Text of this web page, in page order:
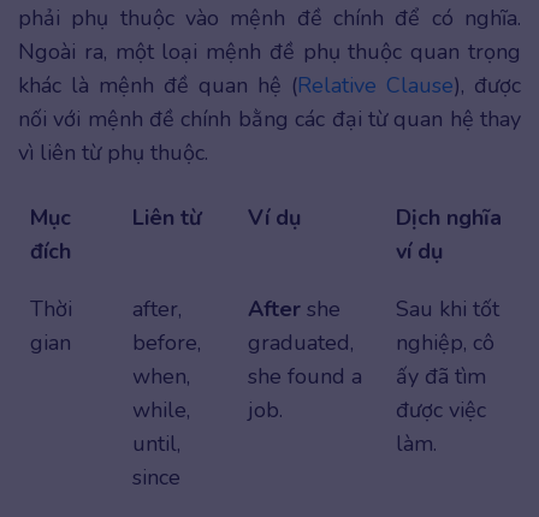
phải phụ thuộc vào mệnh đề chính để có nghĩa.
Ngoài ra, một loại mệnh đề phụ thuộc quan trọng
khác là mệnh đề quan hệ (Relative Clause), được
nối với mệnh đề chính bằng các đại từ quan hệ thay
vì liên từ phụ thuộc.
Mục
đích
Liên từ Ví dụ
Dịch nghĩa
ví dụ
Thời
gian
after,
before,
when,
while,
until,
since
After she
graduated,
she found a
job.
Sau khi tốt
nghiệp, cô
ấy đã tìm
được việc
làm.